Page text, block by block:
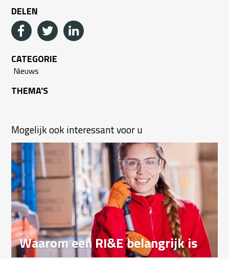
Mogelijk ook interessant voor u
Waarom een RI&E belangrijk is
DELEN
CATEGORIE
Nieuws
THEMA'S